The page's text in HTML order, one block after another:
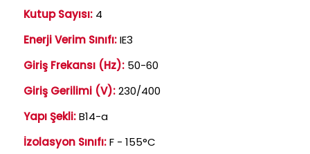
Kutup Sayısı: 4
Enerji Verim Sınıfı:IE3
Giriş Frekansı (Hz): 50-60
Giriş Gerilimi (V):230/400
Yapı Şekli:B14-a
İzolasyon Sınıfı:F - 155°C